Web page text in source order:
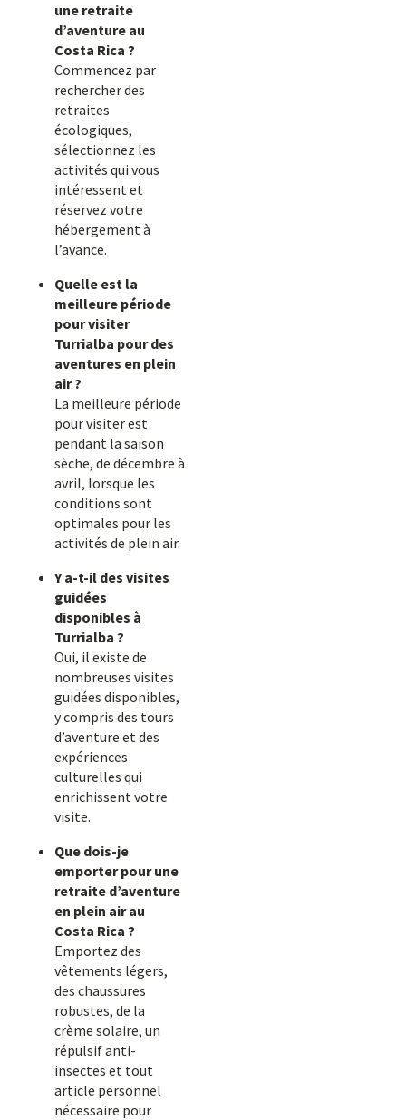
une retraite
d’aventure au
Costa Rica ?
Commencez par
rechercher des
retraites
écologiques,
sélectionnez les
activités qui vous
intéressent et
réservez votre
hébergement à
l’avance.
Quelle est la
meilleure période
pour visiter
Turrialba pour des
aventures en plein
air ?
La meilleure période
pour visiter est
pendant la saison
sèche, de décembre à
avril, lorsque les
conditions sont
optimales pour les
activités de plein air.
Y a-t-il des visites
guidées
disponibles à
Turrialba ?
Oui, il existe de
nombreuses visites
guidées disponibles,
y compris des tours
d’aventure et des
expériences
culturelles qui
enrichissent votre
visite.
Que dois-je
emporter pour une
retraite d’aventure
en plein air au
Costa Rica ?
Emportez des
vêtements légers,
des chaussures
robustes, de la
crème solaire, un
répulsif anti-
insectes et tout
article personnel
nécessaire pour